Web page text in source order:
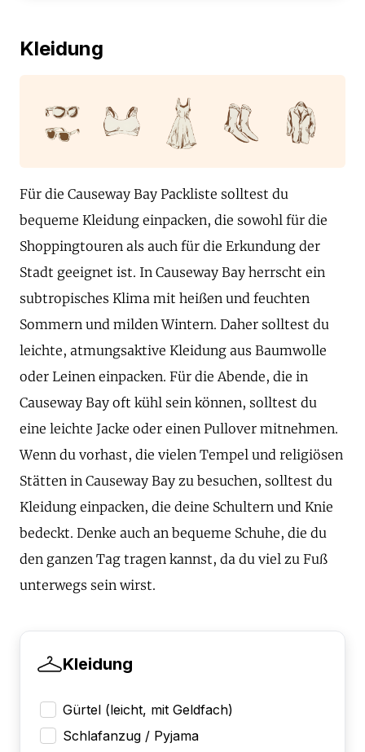
Kleidung
Für die Causeway Bay Packliste solltest du
bequeme Kleidung einpacken, die sowohl für die
Shoppingtouren als auch für die Erkundung der
Stadt geeignet ist. In Causeway Bay herrscht ein
subtropisches Klima mit heißen und feuchten
Sommern und milden Wintern. Daher solltest du
leichte, atmungsaktive Kleidung aus Baumwolle
oder Leinen einpacken. Für die Abende, die in
Causeway Bay oft kühl sein können, solltest du
eine leichte Jacke oder einen Pullover mitnehmen.
Wenn du vorhast, die vielen Tempel und religiösen
Stätten in Causeway Bay zu besuchen, solltest du
Kleidung einpacken, die deine Schultern und Knie
bedeckt. Denke auch an bequeme Schuhe, die du
den ganzen Tag tragen kannst, da du viel zu Fuß
unterwegs sein wirst.
Kleidung
Gürtel (leicht, mit Geldfach)
Schlafanzug / Pyjama